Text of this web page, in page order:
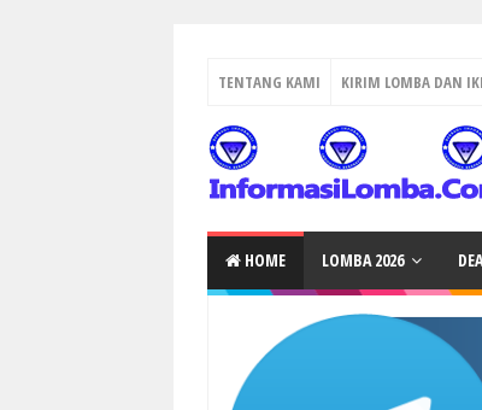
TENTANG KAMI KIRIM LOMBA DAN
HOME LOMBA 2026